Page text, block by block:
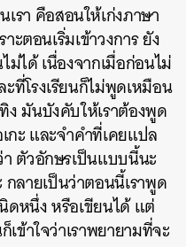
รา คือสอนให้เก่งภาษา
ะตอนเริ่มเข้าวงการ ยัง
ได้ เนื่องจากเมื่อก่อนไม่
ที่โรงเรียนก็ไม่พูดเหมือน
ง มันบังคับให้เราต้องพูด
กะ และจำคำที่เคยแปล
ตัวอักษรเป็นแบบนี้นะ
ลายเป็นว่าตอนนี้เราพูด
หนึ่ง หรือเขียนได้ แต่
ข้าใจว่าเราพยายามที่จะ